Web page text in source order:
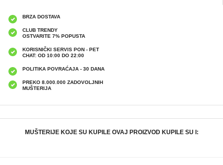
BRZA DOSTAVA
CLUB TRENDY
OSTVARITE 7% POPUSTA
KORISNIČKI SERVIS PON - PET
CHAT: OD 10:00 DO 22:00
POLITIKA POVRAĆAJA - 30 DANA
PREKO 8.000.000 ZADOVOLJNIH
MUŠTERIJA
MUŠTERIJE KOJE SU KUPILE OVAJ PROIZVOD KUPILE SU I: